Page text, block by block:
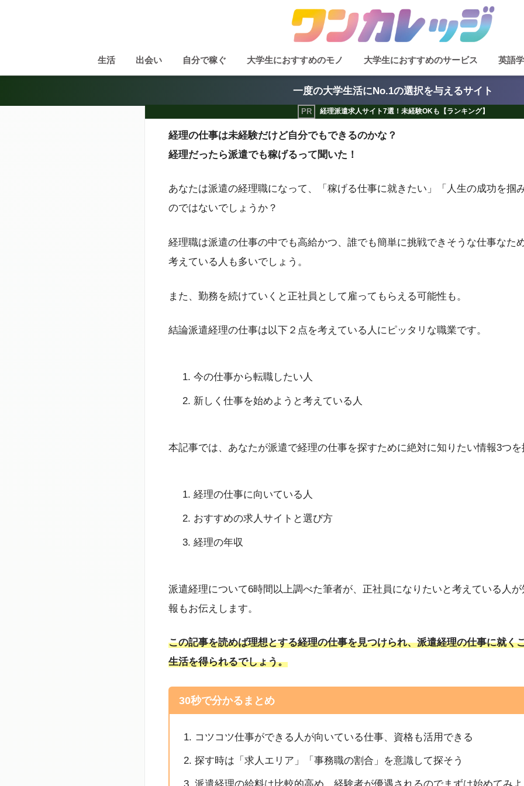
生活 出会い 自分で稼ぐ 大学生におすすめのモノ 大学生におすすめのサービス 英語
一度の大学生活にNo.1の選択を与えるサイト
経理派遣求人サイト7選！未経験OKも【ランキング】
経理の仕事は未経験だけど自分でもできるのかな？
経理だったら派遣でも稼げるって聞いた！
あなたは派遣の経理職になって、「稼げる仕事に就きたい」「人生の成功を掴
のではないでしょうか？
経理職は派遣の仕事の中でも高給かつ、誰でも簡単に挑戦できそうな仕事なた
考えている人も多いでしょう。
また、勤務を続けていくと正社員として雇ってもらえる可能性も。
結論派遣経理の仕事は以下２点を考えている人にピッタリな職業です。
今の仕事から転職したい人
新しく仕事を始めようと考えている人
本記事では、あなたが派遣で経理の仕事を探すために絶対に知りたい情報3つ
経理の仕事に向いている人
おすすめの求人サイトと選び方
経理の年収
派遣経理について6時間以上調べた筆者が、正社員になりたいと考えている人
報もお伝えします。
この記事を読めば理想とする経理の仕事を見つけられ、派遣経理の仕事に就く
生活を得られるでしょう。
30秒で分かるまとめ
コツコツ仕事ができる人が向いている仕事、資格も活用できる
探す時は「求人エリア」「事務職の割合」を意識して探そう